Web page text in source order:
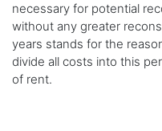
necessary for potential
without any greater
years stands for the
divide all costs into this
of rent.